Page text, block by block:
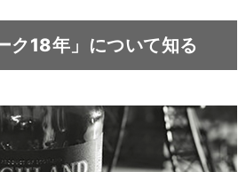
ク18年」について知る